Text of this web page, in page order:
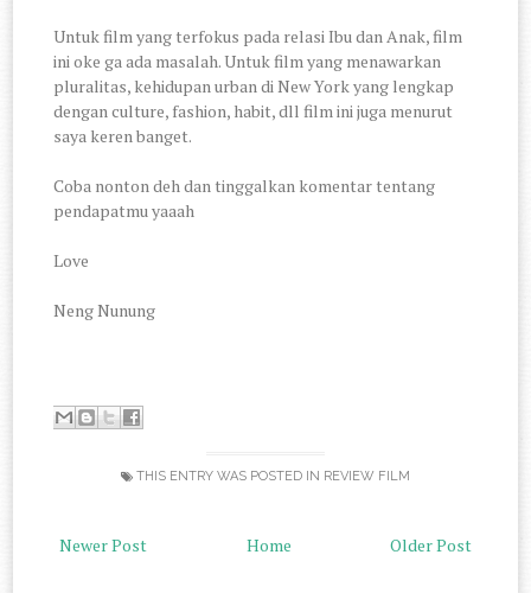
Untuk film yang terfokus pada relasi Ibu dan Anak, film
ini oke ga ada masalah. Untuk film yang menawarkan
pluralitas, kehidupan urban di New York yang lengkap
dengan culture, fashion, habit, dll film ini juga menurut
saya keren banget.
Coba nonton deh dan tinggalkan komentar tentang
pendapatmu yaaah
Love
Neng Nunung
THIS ENTRY WAS POSTED IN REVIEW FILM
Newer Post Older Post
Home